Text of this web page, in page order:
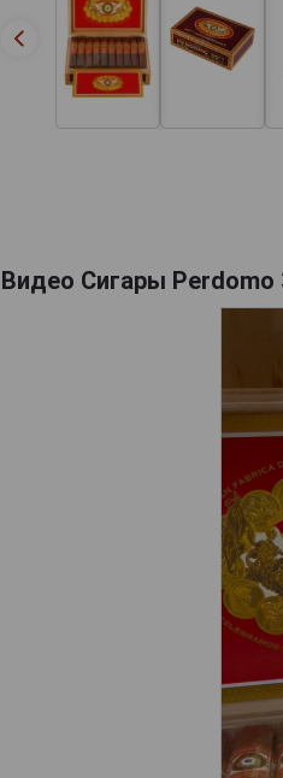
Видео Сигары Perdomo